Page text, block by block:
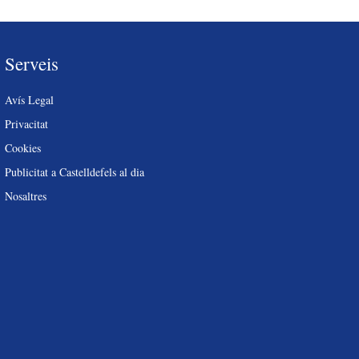
Serveis
Avís Legal
Privacitat
Cookies
Publicitat a Castelldefels al dia
Nosaltres